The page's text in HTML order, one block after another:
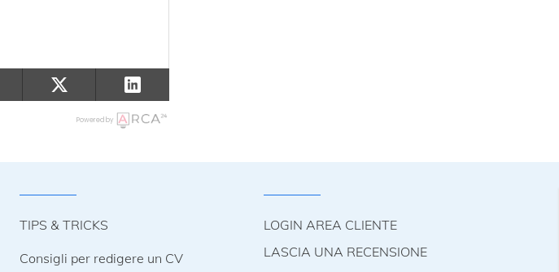
Powered by
TIPS & TRICKS
Consigli per redigere un CV
LOGIN AREA CLIENTE
LASCIA UNA RECENSIONE